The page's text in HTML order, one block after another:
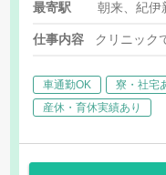
最寄駅
朝来、紀伊
仕事内容 クリニック
車通勤OK 寮・社宅
産休・育休実績あり